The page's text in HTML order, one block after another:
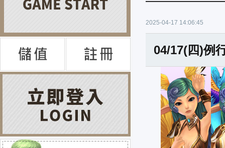
2025-04-17 14:06:45
04/17(四)例